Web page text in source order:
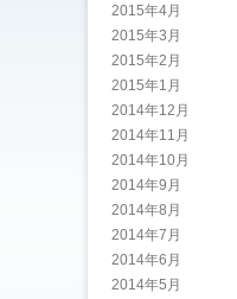
2015年4月
2015年3月
2015年2月
2015年1月
2014年12月
2014年11月
2014年10月
2014年9月
2014年8月
2014年7月
2014年6月
2014年5月